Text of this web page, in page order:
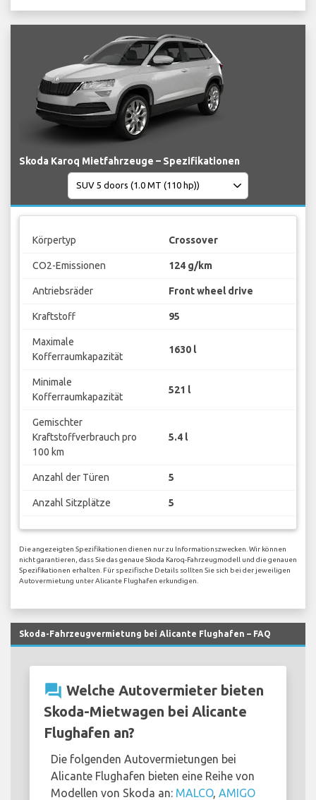
Skoda Karoq Mietfahrzeuge – Spezifikationen
Körpertyp Crossover
CO2-Emissionen 124 g/km
Antriebsräder Front wheel drive
Kraftstoff 95
Maximale
Kofferraumkapazität
1630 l
Minimale
Kofferraumkapazität
521 l
Gemischter
Kraftstoffverbrauch pro
100 km
5.4 l
Anzahl der Türen 5
Anzahl Sitzplätze 5
Die angezeigten Spezifikationen dienen nur zu Informationszwecken. Wir können
nicht garantieren, dass Sie das genaue Skoda Karoq-Fahrzeugmodell und die genauen
Spezifikationen erhalten. Für spezifische Details sollten Sie sich bei der jeweiligen
Autovermietung unter Alicante Flughafen erkundigen.
Skoda-Fahrzeugvermietung bei Alicante Flughafen – FAQ
question_answer Welche Autovermieter bieten
Skoda-Mietwagen bei Alicante
Flughafen an?
Die folgenden Autovermietungen bei
Alicante Flughafen bieten eine Reihe von
Modellen von Skoda an: MALCO, AMIGO